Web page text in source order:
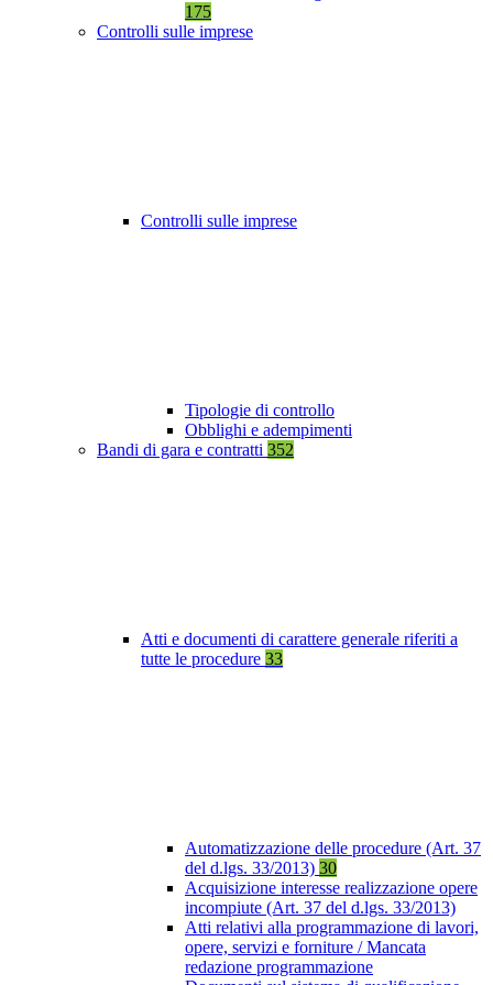
175
Controlli sulle imprese
Controlli sulle imprese
Tipologie di controllo
Obblighi e adempimenti
Bandi di gara e contratti 352
Atti e documenti di carattere generale riferiti a
tutte le procedure 33
Automatizzazione delle procedure (Art. 37
del d.lgs. 33/2013) 30
Acquisizione interesse realizzazione opere
incompiute (Art. 37 del d.lgs. 33/2013)
Atti relativi alla programmazione di lavori,
opere, servizi e forniture / Mancata
redazione programmazione